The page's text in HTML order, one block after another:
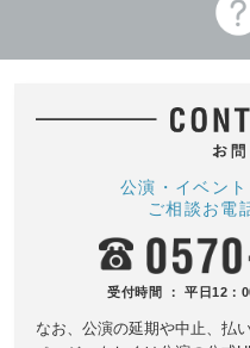
公演・イベン
ご相談お電
受付時間 ： 平日12：
なお、公演の延期や中止、払